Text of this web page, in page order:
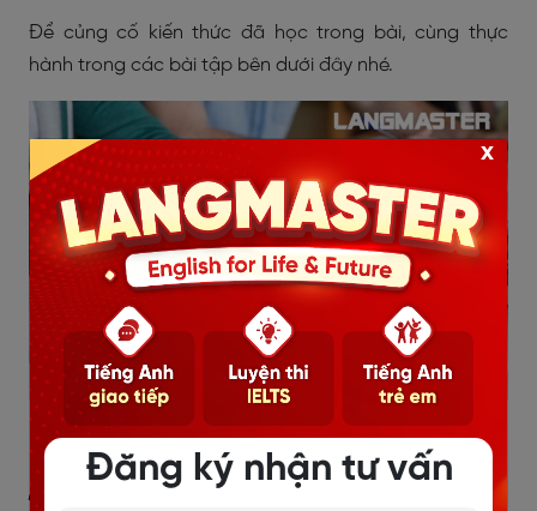
Để củng cố kiến thức đã học trong bài, cùng thực
hành trong các bài tập bên dưới đây nhé.
Bài tập và đáp án cấu trúc To Verb
4.1. Bài tập
Đăng ký nhận tư vấn
x